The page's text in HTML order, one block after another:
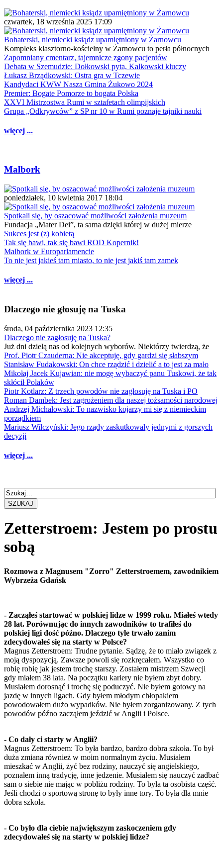
czwartek, 18 września 2025 17:09
Bohaterski, niemiecki ksiądz upamiętniony w Żarnowcu
Kompleks klasztorno-kościelny w Żarnowcu to perła północnych
Zapomniany cmentarz, tajemnicze zgony pacjentów
Debata w Szemudzie: Dołkowski pyta, Kalkowski kluczy
Łukasz Brządkowski: Ostra gra w Tczewie
Kandydaci KWW Nasza Gmina Żukowo 2024
Premier: Bogate Pomorze to bogata Polska
XXVI Mistrzostwa Rumi w sztafetach olimpijskich
Grupa „Odkrywców” z SP nr 10 w Rumi poznaje tajniki nauki
więcej ...
Malbork
poniedziałek, 10 kwietnia 2017 18:04
Spotkali się, by oszacować możliwości założenia muzeum
Fundacja „Mater Dei”, ta sama dzięki której w dużej mierze
Sukces jest (z) kobietą
Tak się bawi, tak się bawi ROD Kopernik!
Malbork w Europarlamencie
To nie jest jakieś tam miasto, to nie jest jakiś tam zamek
więcej ...
Dlaczego nie głosuję na Tuska
środa, 04 października 2023 12:35
Dlaczego nie zagłosuję na Tuska?
Już dni dzielą nas od kolejnych wyborów. Niektórzy twierdzą, że
Prof. Piotr Czauderna: Nie akceptuję, gdy gardzi się słabszym
Stanisław Fudakowski: On chce rządzić i dzielić a to jest za mało
Mikołaj Jacek Kujawian: nie mogę wybaczyć panu Tuskowi, że tak
skłócił Polaków
Piotr Kotlarz: Z trzech powodów nie zagłosuję na Tuska i PO
Roman Dambek: Jest zagrożeniem dla naszej tożsamości narodowej
Andrzej Michałowski: To nazwisko kojarzy mi się z niemieckim
porządkiem
Mariusz Wilczyński: Jego rządy zaskutkowały jednymi z gorszych
decyzji
więcej ...
SZUKAJ
Zetterstroem: Jestem po prostu
sobą
Rozmowa z Magnusem "Zorro" Zetterstroemem, zawodnikiem
Wybrzeża Gdańsk
- Zacząłeś startować w polskiej lidze w 1999 roku. Miałeś wtedy
28 lat. Porównując do innych zawodników to trafiłeś do
polskiej ligi dość późno. Dlaczego tyle trwało zanim
zdecydowałeś się na starty w Polsce?
Magnus Zetterstroem: Trudne pytanie. Sądzę, że to miało związek z
moją dyspozycją. Zawsze powoli się rozkręcałem. Wszystko co
robię robię jak jestem trochę starszy. Zostałem mistrzem Szwecji
gdy miałem 38 lata. Na początku kariery nie byłem zbyt dobry.
Musiałem dorosnąć i trochę się poduczyć. Nie byłem gotowy na
jazdę w innych ligach. Gdy byłem młodym chłopakiem
powodowałem dużo wypadków. Nie byłem zorganizowany. Z tych
powodów późno zacząłem jeździć w Anglii i Polsce.
- Co dały ci starty w Anglii?
Magnus Zetterstroem: To była bardzo, bardzo dobra szkoła. To był
duża zmiana również w moim normalnym życiu. Musiałem
mieszkać w Anglii, żyć bez rodziny, nauczyć się angielskiego,
poznałem inną tradycję, inne jedzenie. Musiałem się nauczyć zadbać
sam o siebie nie mając w pobliżu rodziny. To była ta osobista część.
Jeśli chodzi o sportową stronę to były inne tory. To była dla mnie
dobra szkoła.
- Co było dla ciebie największym zaskoczeniem gdy
zdecydowałeś się na starty w polskiej lidze?